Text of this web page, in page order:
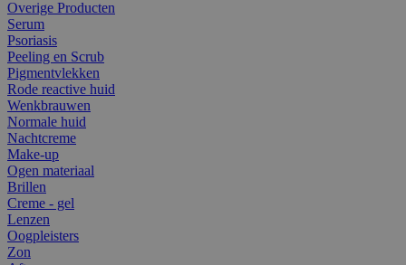
Overige Producten
Serum
Psoriasis
Peeling en Scrub
Pigmentvlekken
Rode reactive huid
Wenkbrauwen
Normale huid
Nachtcreme
Make-up
Ogen materiaal
Brillen
Creme - gel
Lenzen
Oogpleisters
Zon